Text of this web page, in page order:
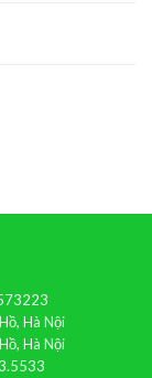
Hà Nội
Hà Nội